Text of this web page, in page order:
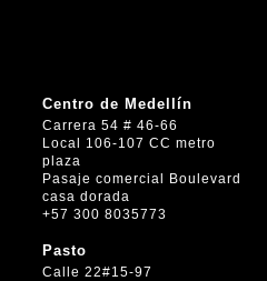
Centro de Medellín
Carrera 54 # 46-66
Local 106-107 CC metro
plaza
Pasaje comercial Boulevard
casa dorada
+57 300 8035773
Pasto
Calle 22#15-97